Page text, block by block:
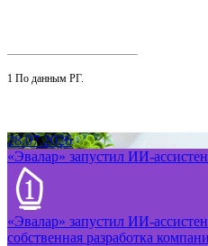
1 По данным РГ.
28.07.2026
«Эвалар» запустил ИИ-
«Эвалар» запустил ИИ-
собственная разработка